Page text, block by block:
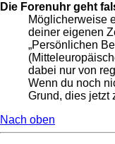
Die Forenuhr geht
Möglicherweise
deiner eigenen
„Persönlichen
dabei nur von
Wenn du noch
Grund, dies jetzt
Nach oben